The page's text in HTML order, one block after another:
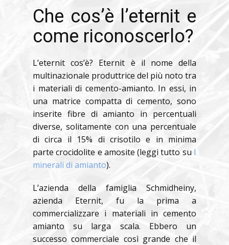
Che cos’è l’eternit e
come riconoscerlo?
L’eternit cos’è? Eternit è il nome della
multinazionale produttrice del più noto tra
i materiali di cemento-amianto. In essi, in
una matrice compatta di cemento, sono
inserite fibre di amianto in percentuali
diverse, solitamente con una percentuale
di circa il 15% di crisotilo e in minima
parte crocidolite e amosite (leggi tutto su I
minerali di amianto).
L’azienda della famiglia Schmidheiny,
azienda Eternit, fu la prima a
commercializzare i materiali in cemento
amianto su larga scala. Ebbero un
successo commerciale così grande che il